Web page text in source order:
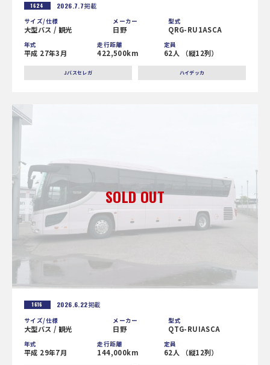
1624 2026.7.7掲載
サイズ/仕様
大型バス / 観光
メーカー
日野
型式
QRG-RU1ASCA
年式
平成 27年3月
走行距離
422,500km
定員
62人 （縦12列）
Jバスセレガ ハイデッカ
1616 2026.6.22掲載
サイズ/仕様
大型バス / 観光
メーカー
日野
型式
QTG-RUIASCA
年式
平成 29年7月
走行距離
144,000km
定員
62人 （縦12列）